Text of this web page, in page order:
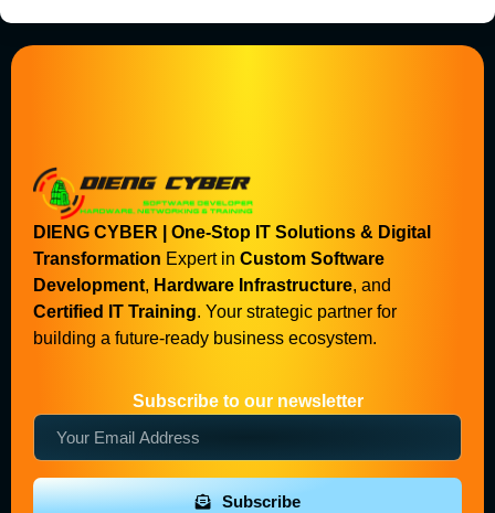
DIENG CYBER | One-Stop IT Solutions & Digital
Transformation Expert in Custom Software
Development, Hardware Infrastructure, and
Certified IT Training. Your strategic partner for
building a future-ready business ecosystem.
Subscribe to our newsletter
Subscribe